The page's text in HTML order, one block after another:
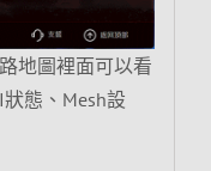
地圖裡面可以看
態、Mesh設